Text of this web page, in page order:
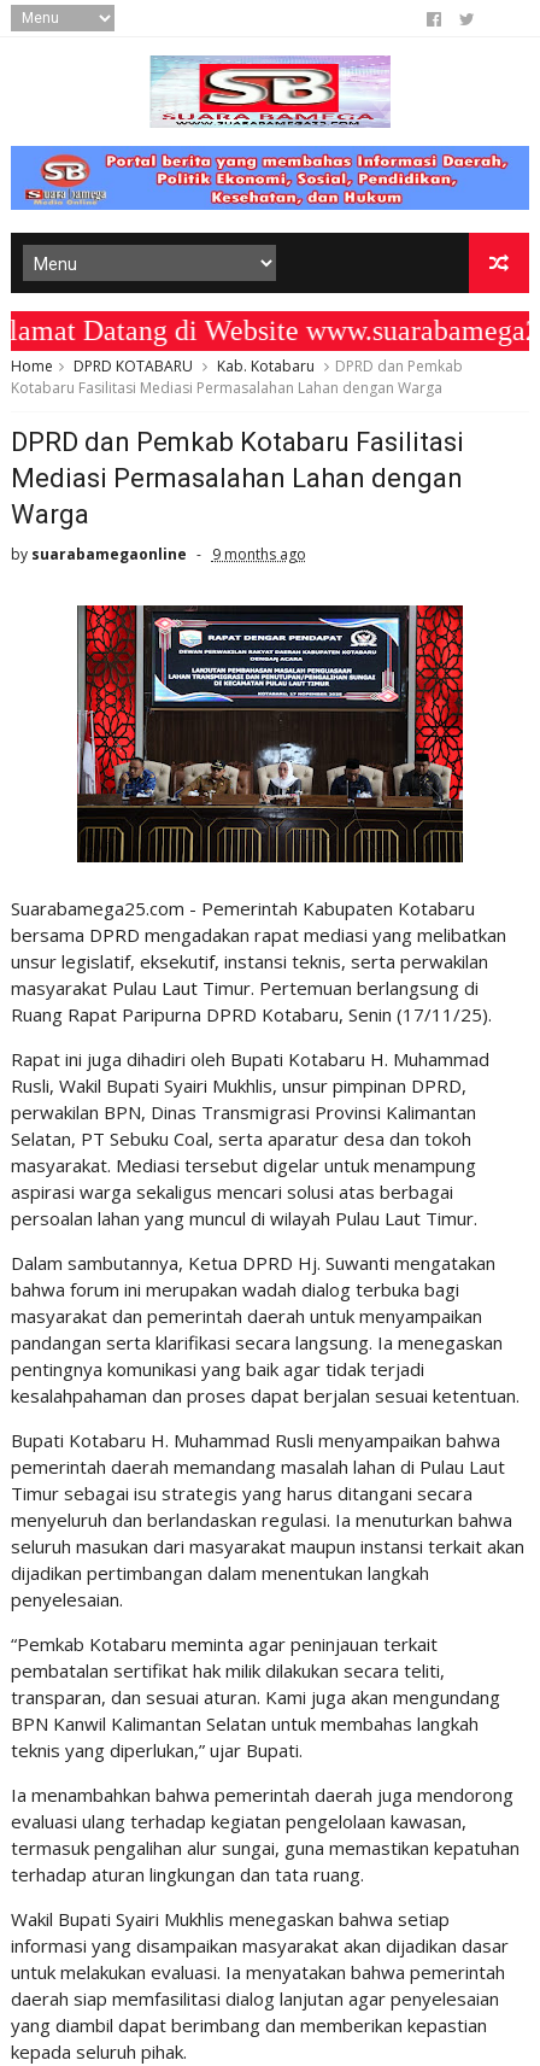
Datang di Website
Home DPRD KOTABARU Kab. Kotabaru
DPRD dan Pemkab
Kotabaru Fasilitasi Mediasi Permasalahan Lahan dengan Warga
DPRD dan Pemkab Kotabaru Fasilitasi
Mediasi Permasalahan Lahan dengan
Warga
by suarabamegaonline 9 months ago
Suarabamega25.com - Pemerintah Kabupaten Kotabaru
bersama DPRD mengadakan rapat mediasi yang melibatkan
unsur legislatif, eksekutif, instansi teknis, serta perwakilan
masyarakat Pulau Laut Timur. Pertemuan berlangsung di
Ruang Rapat Paripurna DPRD Kotabaru, Senin (17/11/25).
Rapat ini juga dihadiri oleh Bupati Kotabaru H. Muhammad
Rusli, Wakil Bupati Syairi Mukhlis, unsur pimpinan DPRD,
perwakilan BPN, Dinas Transmigrasi Provinsi Kalimantan
Selatan, PT Sebuku Coal, serta aparatur desa dan tokoh
masyarakat. Mediasi tersebut digelar untuk menampung
aspirasi warga sekaligus mencari solusi atas berbagai
persoalan lahan yang muncul di wilayah Pulau Laut Timur.
Dalam sambutannya, Ketua DPRD Hj. Suwanti mengatakan
bahwa forum ini merupakan wadah dialog terbuka bagi
masyarakat dan pemerintah daerah untuk menyampaikan
pandangan serta klarifikasi secara langsung. Ia menegaskan
pentingnya komunikasi yang baik agar tidak terjadi
kesalahpahaman dan proses dapat berjalan sesuai ketentuan.
Bupati Kotabaru H. Muhammad Rusli menyampaikan bahwa
pemerintah daerah memandang masalah lahan di Pulau Laut
Timur sebagai isu strategis yang harus ditangani secara
menyeluruh dan berlandaskan regulasi. Ia menuturkan bahwa
seluruh masukan dari masyarakat maupun instansi terkait akan
dijadikan pertimbangan dalam menentukan langkah
penyelesaian.
“Pemkab Kotabaru meminta agar peninjauan terkait
pembatalan sertifikat hak milik dilakukan secara teliti,
transparan, dan sesuai aturan. Kami juga akan mengundang
BPN Kanwil Kalimantan Selatan untuk membahas langkah
teknis yang diperlukan,” ujar Bupati.
Ia menambahkan bahwa pemerintah daerah juga mendorong
evaluasi ulang terhadap kegiatan pengelolaan kawasan,
termasuk pengalihan alur sungai, guna memastikan kepatuhan
terhadap aturan lingkungan dan tata ruang.
Wakil Bupati Syairi Mukhlis menegaskan bahwa setiap
informasi yang disampaikan masyarakat akan dijadikan dasar
untuk melakukan evaluasi. Ia menyatakan bahwa pemerintah
daerah siap memfasilitasi dialog lanjutan agar penyelesaian
yang diambil dapat berimbang dan memberikan kepastian
kepada seluruh pihak.